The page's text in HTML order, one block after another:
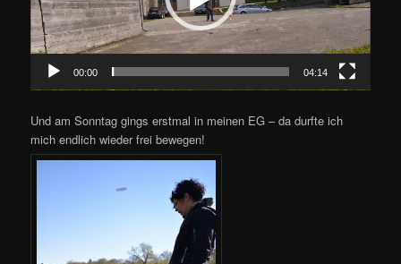
00:00 04:14
Und am Sonntag gings erstmal in meinen EG – da durfte ich
mich endlich wieder frei bewegen!